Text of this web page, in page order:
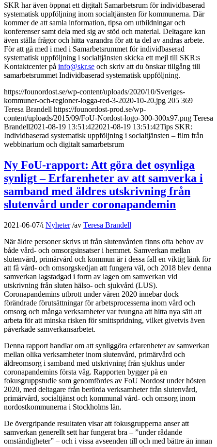
SKR har även öppnat ett digitalt Samarbetsrum för individbaserad
systematisk uppföljning inom socialtjänsten för kommunerna. Där
kommer de att samla information, tipsa om utbildningar och
konferenser samt dela med sig av stöd och material. Deltagare kan
även ställa frågor och hitta varandra för att ta del av andras arbete.
För att gå med i med i Samarbetsrummet för individbaserad
systematisk uppföljning i socialtjänsten skicka ett mejl till SKR:s
Kontaktcenter på info@skr.se och skriv att du önskar tillgång till
samarbetsrummet Individbaserad systematisk uppföljning.
https://founordost.se/wp-content/uploads/2020/10/Sveriges-
kommuner-och-regioner-logga-red-3-2020-10-20.jpg 205 369
Teresa Brandell https://founordost-prod.se/wp-
content/uploads/2015/09/FoU-Nordost-logo-300-300x97.png Teresa
Brandell2021-08-19 13:51:422021-08-19 13:51:42Tips SKR:
Individbaserad systematisk uppföljning i socialtjänsten – film från
webbinarium och digitalt samarbetsrum
Ny FoU-rapport: Att göra det osynliga
synligt – Erfarenheter av att samverka i
samband med äldres utskrivning från
slutenvård under coronapandemin
2021-06-07/i Nyheter /av Teresa Brandell
När äldre personer skrivs ut från slutenvården finns ofta behov av
både vård- och omsorgsinsatser i hemmet. Samverkan mellan
slutenvård, primärvård och kommun är i dessa fall en viktig länk för
att få vård- och omsorgskedjan att fungera väl, och 2018 blev denna
samverkan lagstadgad i form av lagen om samverkan vid
utskrivning från sluten hälso- och sjukvård (LUS).
Coronapandemins utbrott under våren 2020 innebar dock
förändrade förutsättningar för arbetsprocesserna inom vård och
omsorg och många verksamheter var tvungna att hitta nya sätt att
arbeta för att minska risken för smittspridning, vilket givetvis även
påverkade samverkansarbetet.
Denna rapport handlar om att synliggöra erfarenheter av samverkan
mellan olika verksamheter inom slutenvård, primärvård och
äldreomsorg i samband med utskrivning från sjukhus under
coronapandemins första våg. Rapporten bygger på en
fokusgruppstudie som genomfördes av FoU Nordost under hösten
2020, med deltagare från berörda verksamheter från slutenvård,
primärvård, socialtjänst och kommunal vård- och omsorg inom
nordostkommunerna i Stockholms län.
De övergripande resultaten visar att fokusgrupperna anser att
samverkan generellt sett har fungerat bra – ”under rådande
omständigheter” – och i vissa avseenden till och med bättre än innan